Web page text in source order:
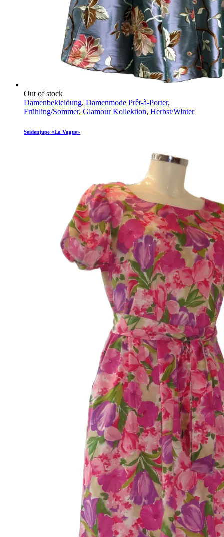
Out of stock
Damenbekleidung, Damenmode Prêt-à-Porter,
Frühling/Sommer, Glamour Kollektion, Herbst/Winter
Seidenjupe «La Vague»